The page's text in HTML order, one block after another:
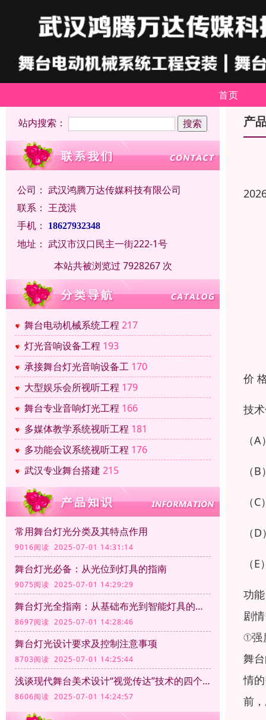
首页
站内搜索：
公司： 武汉鸿腾万达传媒科技有限公司
联系： 王茂洪
手机：
18627932348
地址： 武汉市汉口民主一街222-1号
本站共被浏览过 7928267 次
舞台电动机械系统工程 217
灯光音响设备工程 193
承接舞台灯光音响设备工 170
大型娱乐会所视听工程 179
舞台专业音响灯光工程 166
多媒体教学系统视听工程 181
多功能会议系统视听工程 176
武汉专业舞台搭建 215
常用舞台灯光分类及其特点作用
9016阅读 2025-07-01 14:31:14
舞台灯光必备：从光位到灯具的指南
9075阅读 2025-07-01 14:29:29
舞台灯光全指南：从基础布光到智能灯具的应用
8697阅读 2025-07-01 14:28:46
舞台灯光设计要求及控制注意事项
8703阅读 2025-07-01 14:25:44
浅谈现代舞台美术设计“视觉传达”技术的四个方面
8606阅读 2025-07-01 14:24:57
产
价
技
（
（
（
（
（
功
剧
①强
舞
情
前